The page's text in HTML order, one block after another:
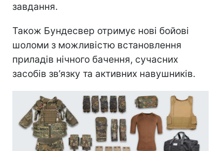
завдання.
Також Бундесвер отримує нові бойові
шоломи з можливістю встановлення
приладів нічного бачення, сучасних
засобів зв’язку та активних навушників.